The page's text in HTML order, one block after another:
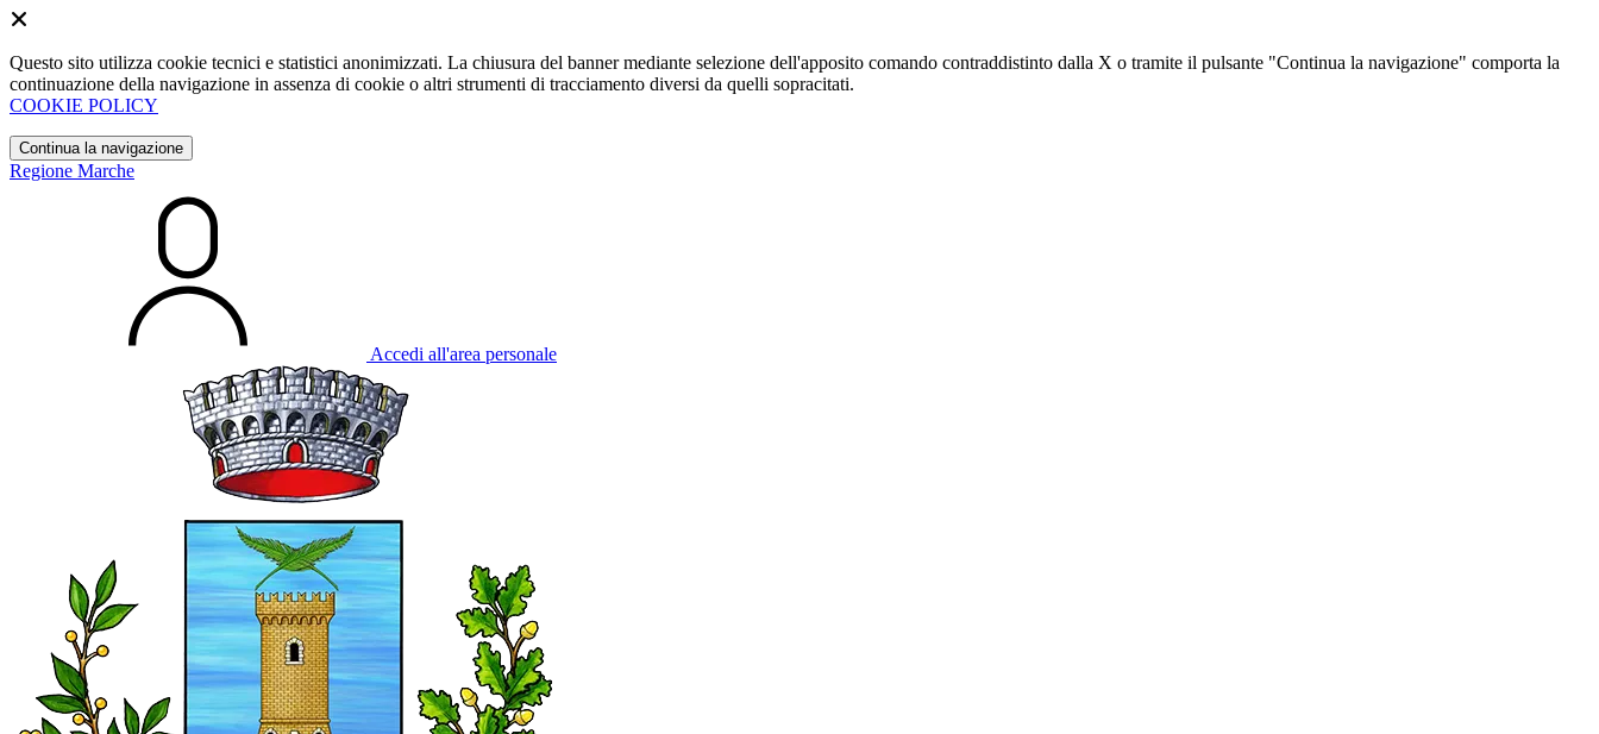
Questo sito utilizza cookie tecnici e statistici anonimizzati. La chiusura del banner mediante selezione dell'apposito comando contraddistinto dalla X o tramite il pulsante "Continua la navigazione" comporta la
continuazione della navigazione in assenza di cookie o altri strumenti di tracciamento diversi da quelli sopracitati.
COOKIE POLICY
Continua la navigazione
Regione Marche
Accedi all'area personale